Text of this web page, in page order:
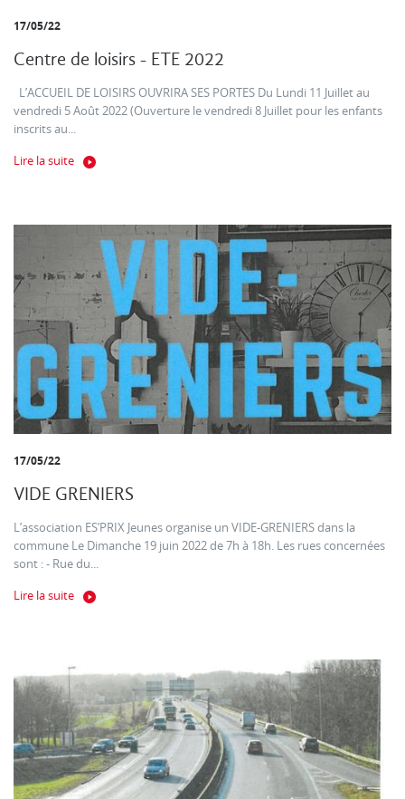
17/05/22
Centre de loisirs - ETE 2022
L’ACCUEIL DE LOISIRS OUVRIRA SES PORTES Du Lundi 11 Juillet au
vendredi 5 Août 2022 (Ouverture le vendredi 8 Juillet pour les enfants
inscrits au...
Lire la suite
17/05/22
VIDE GRENIERS
L’association ES’PRIX Jeunes organise un VIDE-GRENIERS dans la
commune Le Dimanche 19 juin 2022 de 7h à 18h. Les rues concernées
sont : - Rue du...
Lire la suite